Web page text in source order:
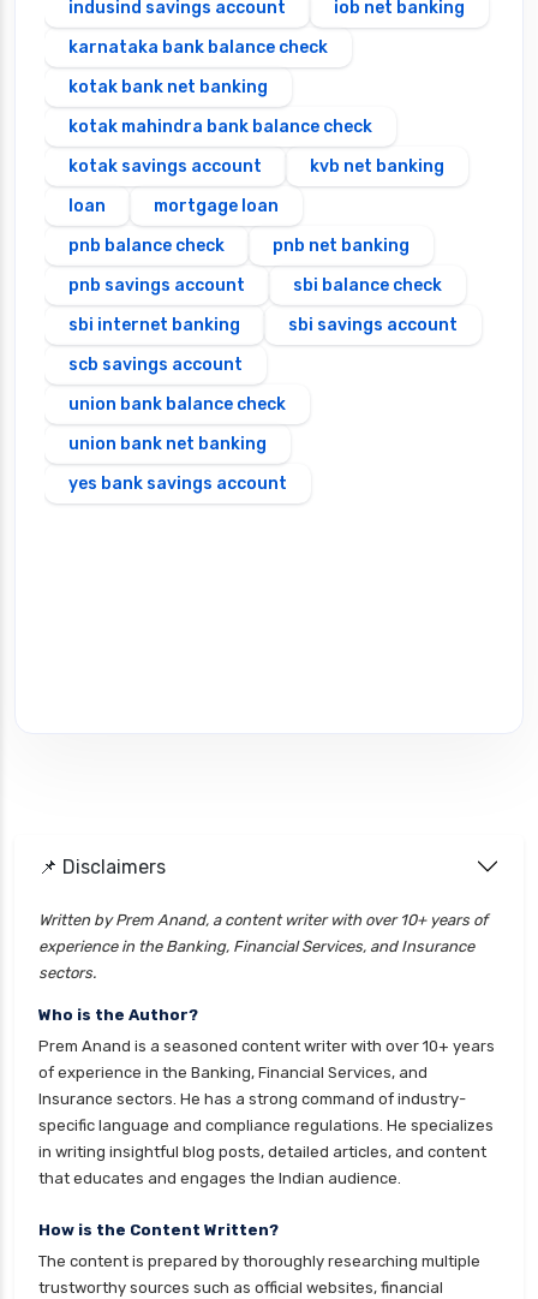
indusind savings account
iob net banking
karnataka bank balance check
kotak bank net banking
kotak mahindra bank balance check
kotak savings account
kvb net banking
loan
mortgage loan
pnb balance check
pnb net banking
pnb savings account
sbi balance check
sbi internet banking
sbi savings account
scb savings account
union bank balance check
union bank net banking
yes bank savings account
📌 Disclaimers
Written by Prem Anand, a content writer with over 10+ years of
experience in the Banking, Financial Services, and Insurance
sectors.
Who is the Author?
Prem Anand is a seasoned content writer with over 10+ years
of experience in the Banking, Financial Services, and
Insurance sectors. He has a strong command of industry-
specific language and compliance regulations. He specializes
in writing insightful blog posts, detailed articles, and content
that educates and engages the Indian audience.
How is the Content Written?
The content is prepared by thoroughly researching multiple
trustworthy sources such as official websites, financial